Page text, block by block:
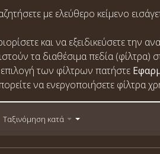
με ελεύθερο κείμενο
και να εξειδικεύσετε την
τα διαθέσιμα πεδία (φίλτρα)
των φίλτρων πατήστε
να ενεργοποιήσετε φίλτρα
Ταξινόμηση κατά